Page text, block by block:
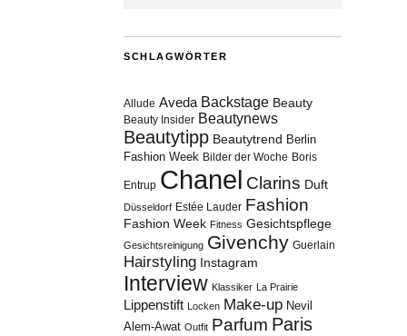
SCHLAGWÖRTER
Allude Aveda Backstage Beauty
Beauty Insider Beautynews
Beautytipp Beautytrend Berlin
Fashion Week Bilder der Woche Boris
Entrup Chanel Clarins Duft
Düsseldorf Estée Lauder Fashion
Fashion Week Fitness Gesichtspflege
Gesichtsreinigung Givenchy Guerlain
Hairstyling Instagram
Interview Klassiker La Prairie
Lippenstift Locken Make-up Nevil
Alem-Awat Outfit Parfum Paris